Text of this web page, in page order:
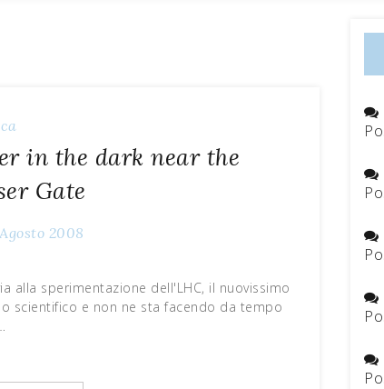
in the dark near the
Gate
2008
alla sperimentazione dell'LHC, il nuovissimo
scientifico e non ne sta facendo da tempo